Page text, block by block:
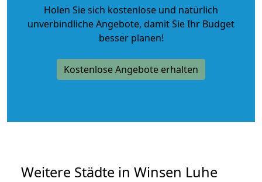
Holen Sie sich kostenlose und natürlich
unverbindliche Angebote, damit Sie Ihr Budget
besser planen!
Kostenlose Angebote erhalten
Weitere Städte in Winsen Luhe